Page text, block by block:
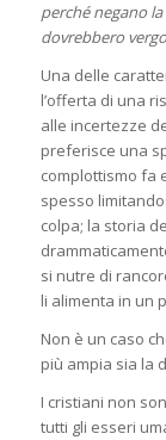
perché negano
dovrebbero
Una delle
l’offerta di una
alle incertezze
preferisce una
complottismo fa
spesso
colpa; la storia
si nutre di
li alimenta in un
Non è un caso
più ampia sia la
I cristiani non
tutti gli esseri